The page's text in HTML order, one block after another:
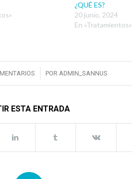
¿QUÉ ES?
20 junio, 2024
En «Tratamientos»
/ PORADMIN_SANNUS
ESTA ENTRADA